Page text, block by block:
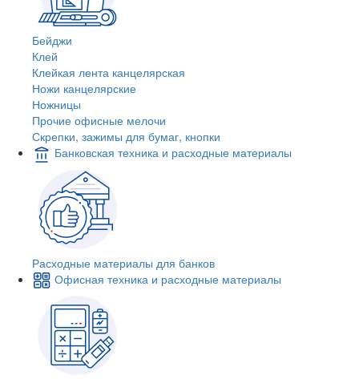
Бейджи
Клей
Клейкая лента канцелярская
Ножи канцелярские
Ножницы
Прочие офисные мелочи
Скрепки, зажимы для бумаг, кнопки
Банковская техника и расходные материалы
Расходные материалы для банков
Офисная техника и расходные материалы